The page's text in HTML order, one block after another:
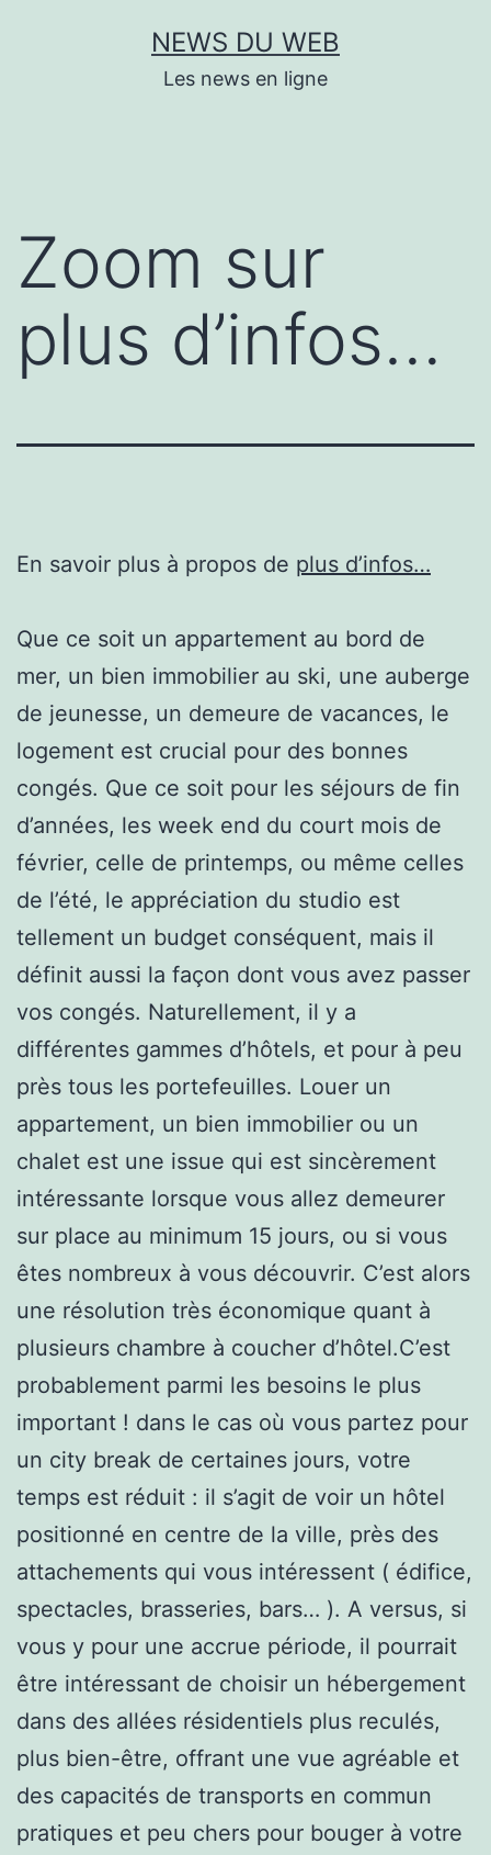
NEWS DU WEB
Les news en ligne
Zoom sur
plus d’infos…
En savoir plus à propos de plus d’infos…
Que ce soit un appartement au bord de
mer, un bien immobilier au ski, une auberge
de jeunesse, un demeure de vacances, le
logement est crucial pour des bonnes
congés. Que ce soit pour les séjours de fin
d’années, les week end du court mois de
février, celle de printemps, ou même celles
de l’été, le appréciation du studio est
tellement un budget conséquent, mais il
définit aussi la façon dont vous avez passer
vos congés. Naturellement, il y a
différentes gammes d’hôtels, et pour à peu
près tous les portefeuilles. Louer un
appartement, un bien immobilier ou un
chalet est une issue qui est sincèrement
intéressante lorsque vous allez demeurer
sur place au minimum 15 jours, ou si vous
êtes nombreux à vous découvrir. C’est alors
une résolution très économique quant à
plusieurs chambre à coucher d’hôtel.C’est
probablement parmi les besoins le plus
important ! dans le cas où vous partez pour
un city break de certaines jours, votre
temps est réduit : il s’agit de voir un hôtel
positionné en centre de la ville, près des
attachements qui vous intéressent ( édifice,
spectacles, brasseries, bars… ). A versus, si
vous y pour une accrue période, il pourrait
être intéressant de choisir un hébergement
dans des allées résidentiels plus reculés,
plus bien-être, offrant une vue agréable et
des capacités de transports en commun
pratiques et peu chers pour bouger à votre